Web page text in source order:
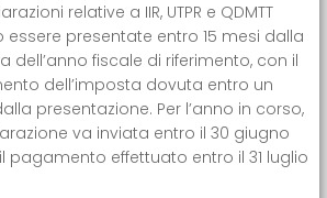
relative a IIR, UTPR e QDMTT
essere presentate entro 15 mesi dalla
dell’anno fiscale di riferimento, con il
dell’imposta dovuta entro un
presentazione. Per l’anno in corso,
va inviata entro il 30 giugno
pagamento effettuato entro il 31 luglio